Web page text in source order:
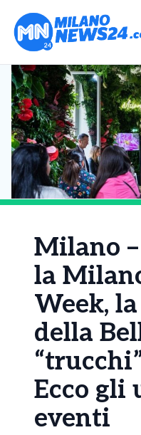
Milano
la
Week,
della
Ecco gli
eventi